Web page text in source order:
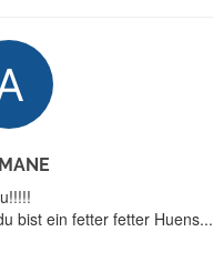
bist ein fetter fetter Huens...